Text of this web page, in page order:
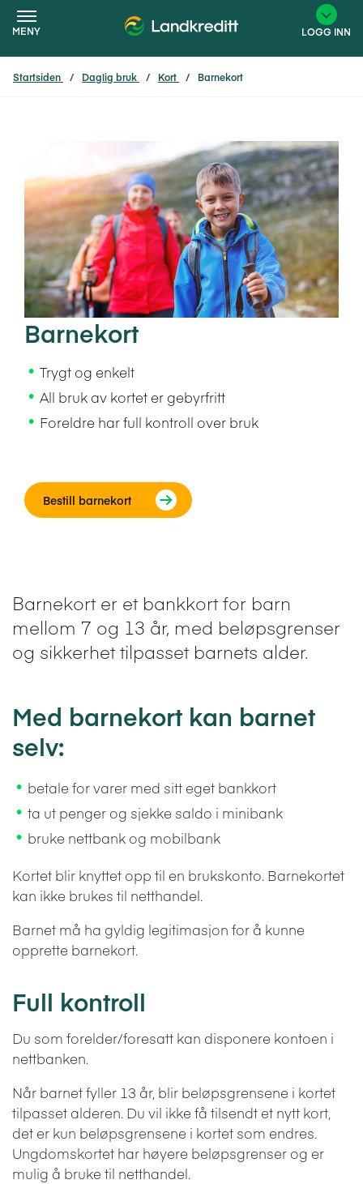
MENY LOGG INN
Startsiden Daglig bruk Kort Barnekort
Barnekort
Trygt og enkelt
All bruk av kortet er gebyrfritt
Foreldre har full kontroll over bruk
Bestill barnekort
Barnekort er et bankkort for barn
mellom 7 og 13 år, med beløpsgrenser
og sikkerhet tilpasset barnets alder.
Med barnekort kan barnet
selv:
betale for varer med sitt eget bankkort
ta ut penger og sjekke saldo i minibank
bruke nettbank og mobilbank
Kortet blir knyttet opp til en brukskonto. Barnekortet
kan ikke brukes til netthandel.
Barnet må ha gyldig legitimasjon for å kunne
opprette barnekort.
Full kontroll
Du som forelder/foresatt kan disponere kontoen i
nettbanken.
Når barnet fyller 13 år, blir beløpsgrensene i kortet
tilpasset alderen. Du vil ikke få tilsendt et nytt kort,
det er kun beløpsgrensene i kortet som endres.
Ungdomskortet har høyere beløpsgrenser og er
mulig å bruke til netthandel.